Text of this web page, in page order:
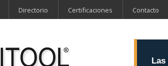
Directorio Certificaciones Contacto
Las